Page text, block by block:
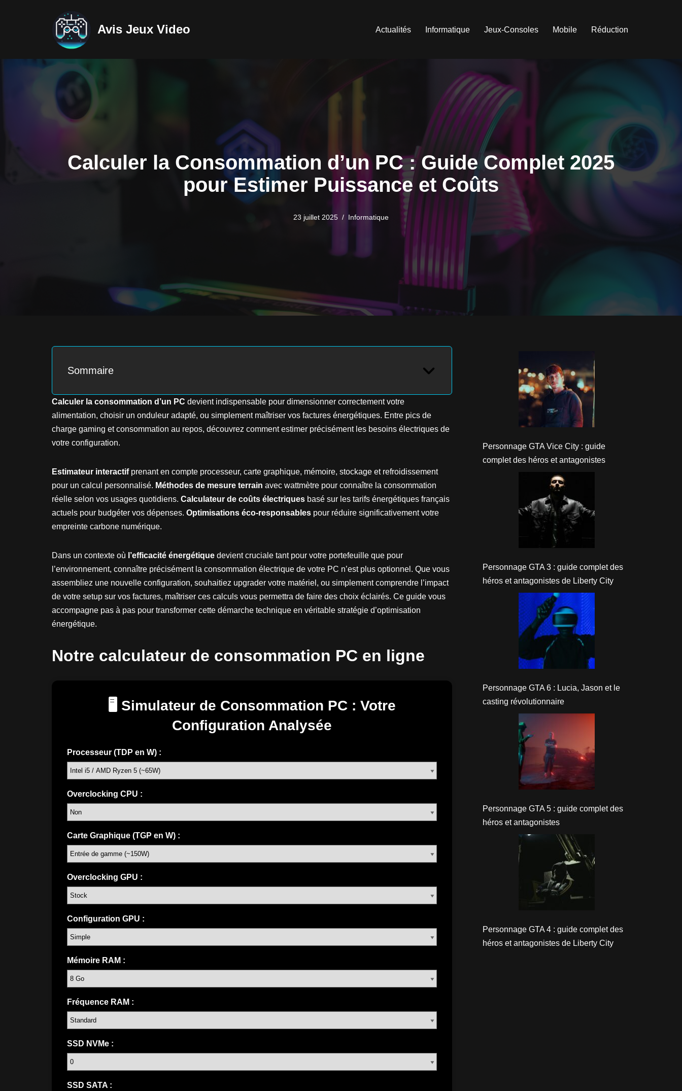
Avis Jeux Video Actualités Informatique Jeux-Consoles Mobile Réduction
Calculer la Consommation d’un PC : Guide Complet 2025
pour Estimer Puissance et Coûts
23 juillet 2025 Informatique
Sommaire
Calculer la consommation d’un PC devient indispensable pour dimensionner correctement votre
alimentation, choisir un onduleur adapté, ou simplement maîtriser vos factures énergétiques. Entre pics de
charge gaming et consommation au repos, découvrez comment estimer précisément les besoins électriques de
votre configuration.
Estimateur interactifprenant en compte processeur, carte graphique, mémoire, stockage et refroidissement
pour un calcul personnalisé. Méthodes de mesure terrain avec wattmètre pour connaître la consommation
réelle selon vos usages quotidiens. Calculateur de coûts électriques basé sur les tarifs énergétiques français
actuels pour budgéter vos dépenses. Optimisations éco-responsables pour réduire significativement votre
empreinte carbone numérique.
Dans un contexte où l’efficacité énergétique devient cruciale tant pour votre portefeuille que pour
l’environnement, connaître précisément la consommation électrique de votre PC n’est plus optionnel. Que vous
assembliez une nouvelle configuration, souhaitiez upgrader votre matériel, ou simplement comprendre l’impact
de votre setup sur vos factures, maîtriser ces calculs vous permettra de faire des choix éclairés. Ce guide vous
accompagne pas à pas pour transformer cette démarche technique en véritable stratégie d’optimisation
énergétique.
Notre calculateur de consommation PC en ligne
🖥️ Simulateur de Consommation PC : Votre
Configuration Analysée
Processeur (TDP en W) :
Overclocking CPU :
Carte Graphique (TGP en W) :
Overclocking GPU :
Configuration GPU :
Mémoire RAM :
Fréquence RAM :
SSD NVMe :
SSD SATA :
Personnage GTA Vice City : guide
complet des héros et antagonistes
Personnage GTA 3 : guide complet des
héros et antagonistes de Liberty City
Personnage GTA 6 : Lucia, Jason et le
casting révolutionnaire
Personnage GTA 5 : guide complet des
héros et antagonistes
Personnage GTA 4 : guide complet des
héros et antagonistes de Liberty City